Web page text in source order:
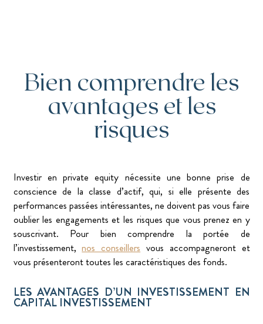
Bien comprendre les
avantages et les
risques
Investir en private equity nécessite une bonne prise de
conscience de la classe d’actif, qui, si elle présente des
performances passées intéressantes, ne doivent pas vous faire
oublier les engagements et les risques que vous prenez en y
souscrivant. Pour bien comprendre la portée de
l’investissement,nos conseillers vous accompagneront et
vous présenteront toutes les caractéristiques des fonds.
LES AVANTAGES D’UN INVESTISSEMENT EN
CAPITAL INVESTISSEMENT